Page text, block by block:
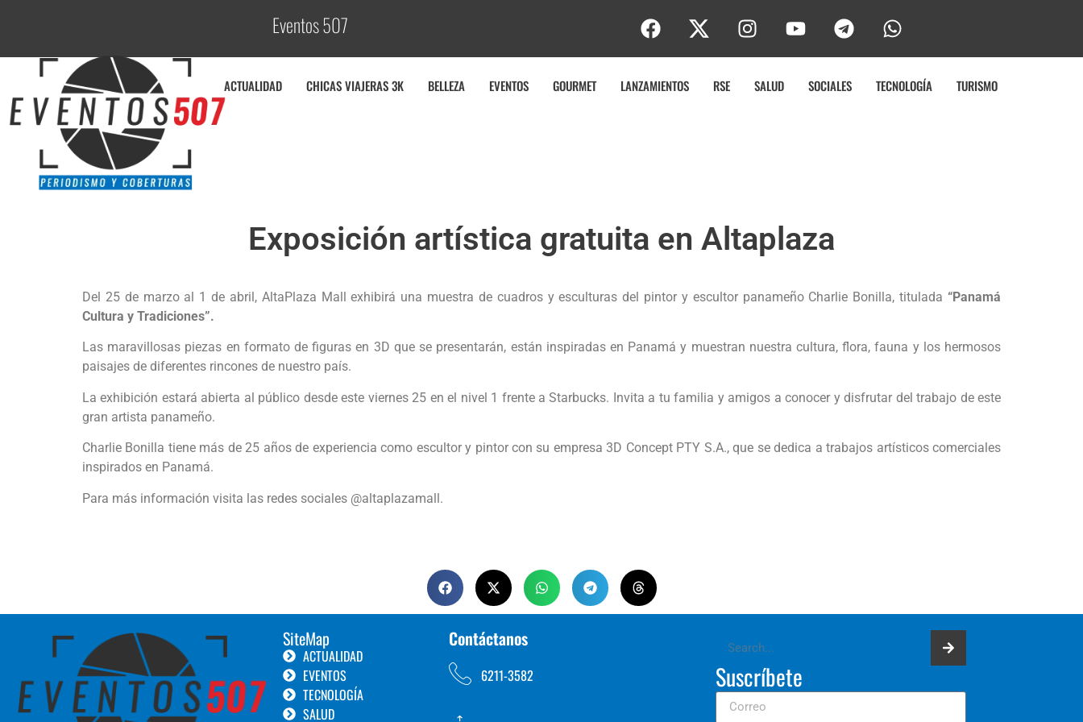
Eventos 507C
ACTUALIDAD CHICAS VIAJERAS 3K BELLEZA EVENTOS GOURMET LANZAMIENTOS RSE SALUD SOCIALES TECNOLOGÍA TURISMO
Exposición artística gratuita en Altaplaza
Del 25 de marzo al 1 de abril, AltaPlaza Mall exhibirá una muestra de cuadros y esculturas del pintor y escultor panameño Charlie Bonilla, titulada “Panamá
Cultura y Tradiciones”.
Las maravillosas piezas en formato de figuras en 3D que se presentarán, están inspiradas en Panamá y muestran nuestra cultura, flora, fauna y los hermosos
paisajes de diferentes rincones de nuestro país.
La exhibición estará abierta al público desde este viernes 25 en el nivel 1 frente a Starbucks. Invita a tu familia y amigos a conocer y disfrutar del trabajo de este
gran artista panameño.
Charlie Bonilla tiene más de 25 años de experiencia como escultor y pintor con su empresa 3D Concept PTY S.A., que se dedica a trabajos artísticos comerciales
inspirados en Panamá.
Para más información visita las redes sociales @altaplazamall.
SiteMap
ACTUALIDAD
EVENTOS
TECNOLOGÍA
SALUD
Contáctanos
6211-3582 Suscríbete